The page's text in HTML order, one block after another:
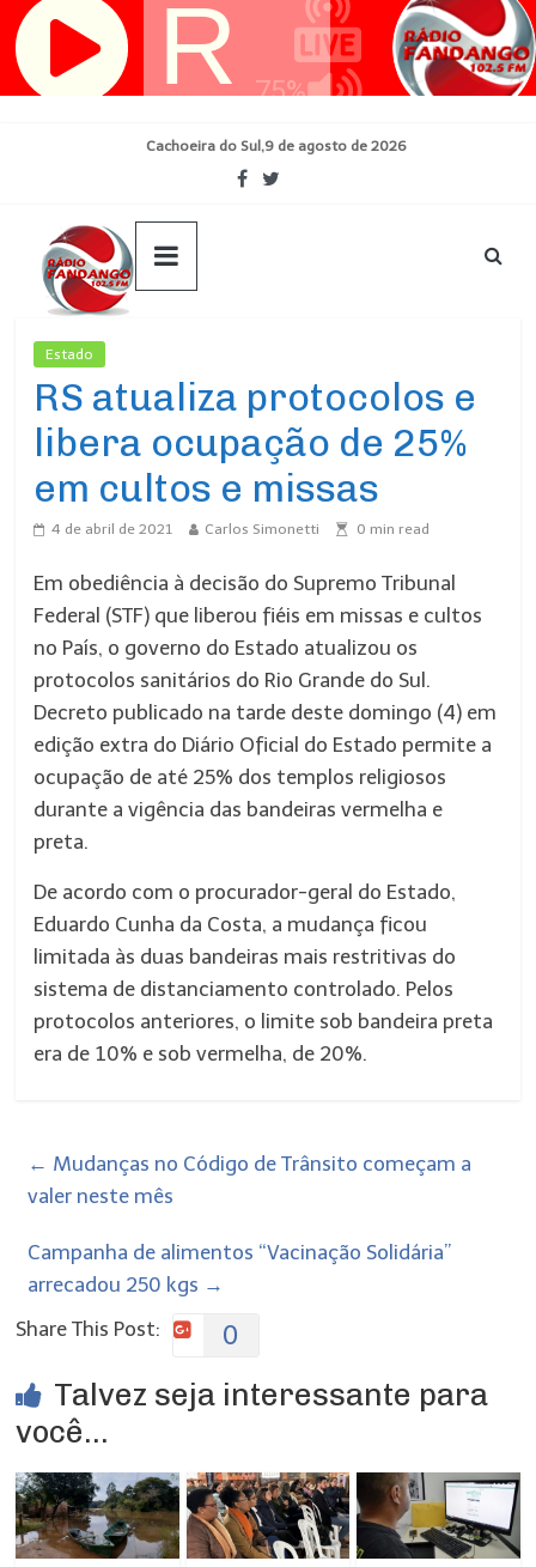
Pular
para
Cachoeira do Sul,9 de agosto de 2026
Estado
RS atualiza protocolos e
libera ocupação de 25%
em cultos e missas
4 de abril de 2021 Carlos Simonetti 0 min read
Em obediência à decisão do Supremo Tribunal
Federal (STF) que liberou fiéis em missas e cultos
no País, o governo do Estado atualizou os
protocolos sanitários do Rio Grande do Sul.
Decreto publicado na tarde deste domingo (4) em
edição extra do Diário Oficial do Estado permite a
ocupação de até 25% dos templos religiosos
durante a vigência das bandeiras vermelha e
preta.
De acordo com o procurador-geral do Estado,
Eduardo Cunha da Costa, a mudança ficou
limitada às duas bandeiras mais restritivas do
sistema de distanciamento controlado. Pelos
protocolos anteriores, o limite sob bandeira preta
era de 10% e sob vermelha, de 20%.
← Mudanças no Código de Trânsito começam a
valer neste mês
Campanha de alimentos “Vacinação Solidária”
arrecadou 250 kgs →
Share This Post:
0
Talvez seja interessante para
você...